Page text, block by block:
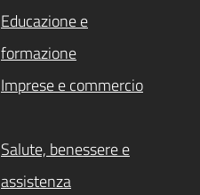
Educazione e
formazione
Imprese e commercio
Salute, benessere e
assistenza